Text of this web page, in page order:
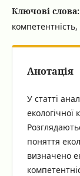
Ключові слова:
Анотація
У статті
екологічної
поняття
визначено